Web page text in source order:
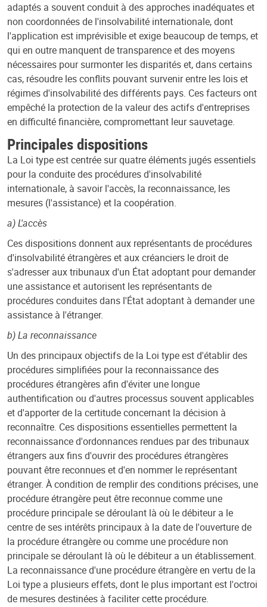
adaptés a souvent conduit à des approches inadéquates et
non coordonnées de l'insolvabilité internationale, dont
l'application est imprévisible et exige beaucoup de temps, et
qui en outre manquent de transparence et des moyens
nécessaires pour surmonter les disparités et, dans certains
cas, résoudre les conflits pouvant survenir entre les lois et
régimes d'insolvabilité des différents pays. Ces facteurs ont
empêché la protection de la valeur des actifs d'entreprises
en difficulté financière, compromettant leur sauvetage.
Principales dispositions
La Loi type est centrée sur quatre éléments jugés essentiels
pour la conduite des procédures d'insolvabilité
internationale, à savoir l'accès, la reconnaissance, les
mesures (l'assistance) et la coopération.
a) L'accès
Ces dispositions donnent aux représentants de procédures
d'insolvabilité étrangères et aux créanciers le droit de
s'adresser aux tribunaux d'un État adoptant pour demander
une assistance et autorisent les représentants de
procédures conduites dans l'État adoptant à demander une
assistance à l'étranger.
b) La reconnaissance
Un des principaux objectifs de la Loi type est d'établir des
procédures simplifiées pour la reconnaissance des
procédures étrangères afin d'éviter une longue
authentification ou d'autres processus souvent applicables
et d'apporter de la certitude concernant la décision à
reconnaître. Ces dispositions essentielles permettent la
reconnaissance d'ordonnances rendues par des tribunaux
étrangers aux fins d'ouvrir des procédures étrangères
pouvant être reconnues et d'en nommer le représentant
étranger. À condition de remplir des conditions précises, une
procédure étrangère peut être reconnue comme une
procédure principale se déroulant là où le débiteur a le
centre de ses intérêts principaux à la date de l'ouverture de
la procédure étrangère ou comme une procédure non
principale se déroulant là où le débiteur a un établissement.
La reconnaissance d'une procédure étrangère en vertu de la
Loi type a plusieurs effets, dont le plus important est l'octroi
de mesures destinées à faciliter cette procédure.